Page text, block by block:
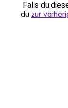
Falls du
du zur